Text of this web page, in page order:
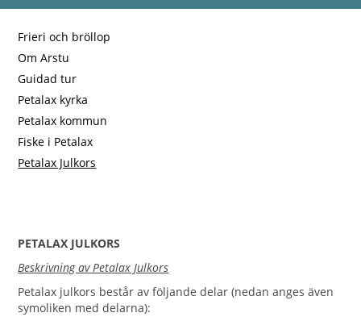
Frieri och bröllop
Om Arstu
Guidad tur
Petalax kyrka
Petalax kommun
Fiske i Petalax
Petalax Julkors
PETALAX JULKORS
Beskrivning av Petalax Julkors
Petalax julkors består av följande delar (nedan anges även
symoliken med delarna):